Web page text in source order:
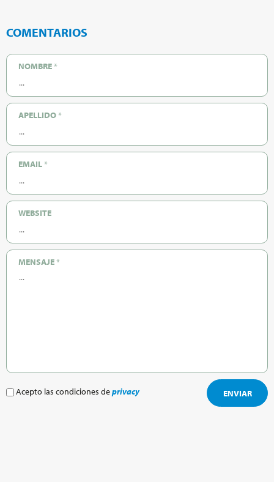
COMENTARIOS
NOMBRE*
APELLIDO*
EMAIL*
WEBSITE
MENSAJE*
Acepto las condiciones deprivacy ENVIAR